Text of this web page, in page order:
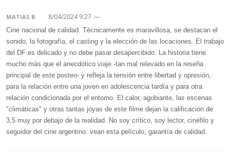
MATIAS B. 8/04/2024 9:27 —
Cine nacional de calidad. Técnicamente es maravillosa, se destacan el
sonido, la fotografía, el casting y la elección de las locaciones. El trabajo
del DF es delicado y no debe pasar desapercibido. La historia tiene
mucho más que el anecdótico viaje -tan mal relevado en la reseña
principal de este posteo- y refleja la tensión entre libertad y opresión,
para la relación entre una joven en adolescencia tardía y para otra
relación condicionada por el entorno. El calor, agobiante, las escenas
"climáticas" y otras tantas joyas de este filme dejan la calificación de
3,5 muy por debajo de la realidad. No soy crítico, soy lector, cinéfilo y
seguidor del cine argentino: vean esta películo, garantía de calidad.